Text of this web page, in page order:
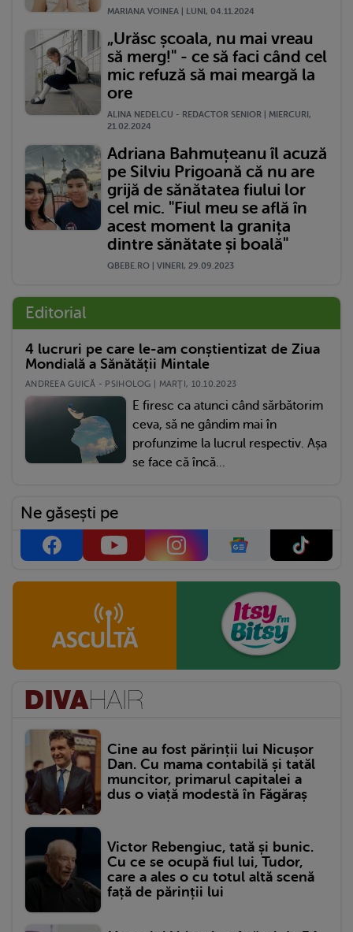
MARIANA VOINEA | LUNI, 04.11.2024
„Urăsc școala, nu mai vreau
să merg!" - ce să faci când cel
mic refuză să mai meargă la
ore
ALINA NEDELCU - REDACTOR SENIOR | MIERCURI,
21.02.2024
Adriana Bahmuțeanu îl acuză
pe Silviu Prigoană că nu are
grijă de sănătatea fiului lor
cel mic. "Fiul meu se află în
acest moment la granița
dintre sănătate și boală"
QBEBE.RO | VINERI, 29.09.2023
Editorial
4 lucruri pe care le-am conștientizat de Ziua
Mondială a Sănătății Mintale
ANDREEA GUICĂ - PSIHOLOG | MARŢI, 10.10.2023
E firesc ca atunci când sărbătorim
ceva, să ne gândim mai în
profunzime la lucrul respectiv. Așa
se face că încă...
Ne găsești pe
Cine au fost părinții lui Nicușor
Dan. Cu mama contabilă și tatăl
muncitor, primarul capitalei a
dus o viață modestă în Făgăraș
Victor Rebengiuc, tată și bunic.
Cu ce se ocupă fiul lui, Tudor,
care a ales o cu totul altă scenă
față de părinții lui